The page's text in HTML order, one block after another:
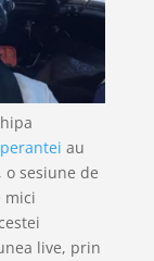
au
sesiune de
mici
live, prin